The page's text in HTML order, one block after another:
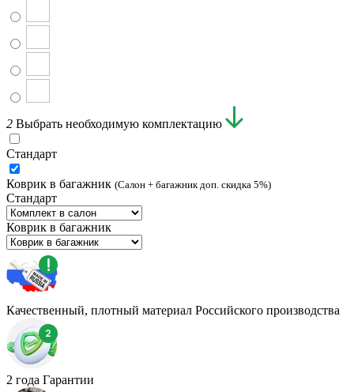
2 Выбрать необходимую комплектацию
Стандарт
Коврик в багажник (Салон + багажник доп. скидка 5%)
Стандарт
Коврик в багажник
Качественный, плотный материал Российского производства
2 года Гарантии